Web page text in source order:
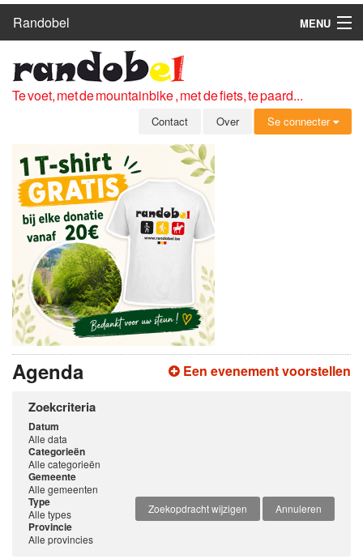
Randobel
MENU
ROUTES
CLUBS
OVER
LEDEN
ZICH AANMELDEN
GRATIS REGISTRATIE
WACHTWOORD VERGETEN
Te voet, met de mountainbike , met de fiets, te paard...
Contact Over Se connecter
Een evenement voorstellen
Agenda
Zoekcriteria
Datum
Alle data
Categorieën
Alle categorieën
Gemeente
Alle gemeenten
Zoekopdracht wijzigen
Annuleren
Type
Alle types
Provincie
Alle provincies